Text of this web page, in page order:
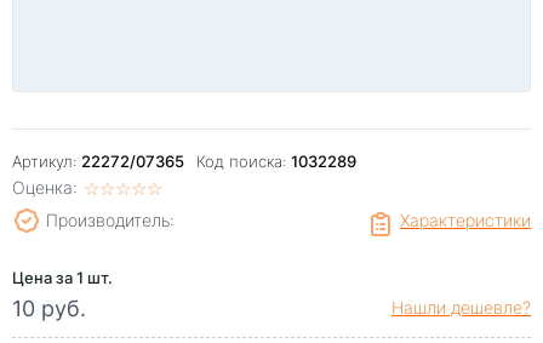
Артикул: 22272/07365 Код поиска: 1032289
Оценка: ☆☆☆☆☆
★★★★★
Характеристики
Производитель:
Цена за 1 шт.
10 руб. Нашли дешевле?